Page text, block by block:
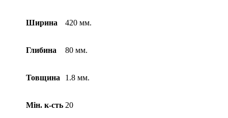
Ширина 420 мм.
Глибина 80 мм.
Товщина 1.8 мм.
Мін. к-сть 20